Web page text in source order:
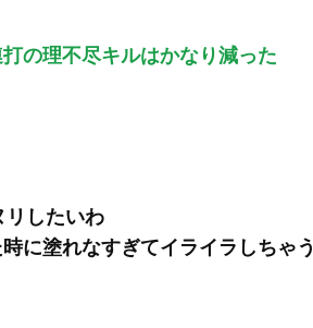
の理不尽キルはかなり減った
リしたいわ
に塗れなすぎてイライラしちゃう